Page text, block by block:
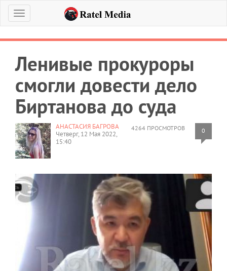
Меню
Ленивые прокуроры
смогли довести дело
Биртанова до суда
4264 ПРОСМОТРОВ 0
АНАСТАСИЯ БАГРОВА
Четверг, 12 Мая 2022,
15:40